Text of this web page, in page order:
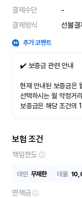
결제수단
-
결제방식
선불결
추가 코멘트
✔️ 보증금 관련 안내
현재 안내된 보증금은
선택하시는 월 약정거
보증금은 해당 조건의
보험 조건
책임한도
대인 무제한 대물
면책금